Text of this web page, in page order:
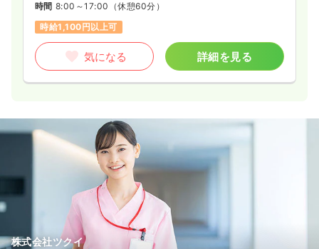
時間 8:00～17:00 （休憩60分）
時給1,100円以上可
気になる 詳細を見る
株式会社ツクイ